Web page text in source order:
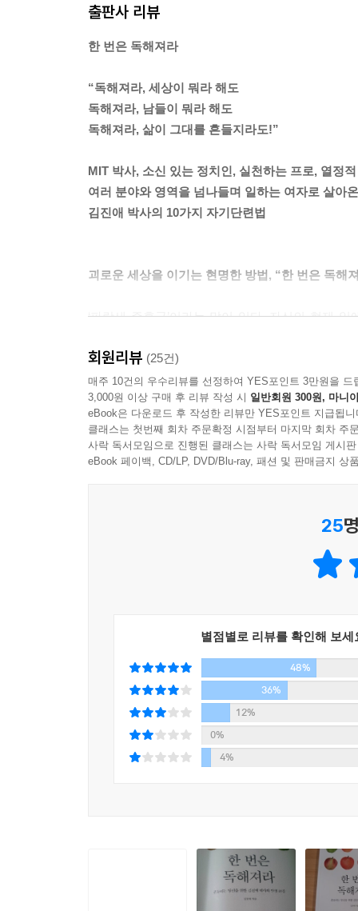
사람이 자란다는 뜻은, 좋은 타이밍을 찾아서 나
들이는 성향의 사람이고, 요리파는 만들어내는 데
것을 좋아하는 편의 사람일 것이다. _ p.126
어야 하는 것이다. 다음의 요령을 잘 생각해보자. _
계획 없이 막연하게 추진하다가는 낭패 보기 십상
살아남기란 축복이다. 우선 절실하게 살아남자.
니 말이다. _ p.163
‘자신에게 질문하는 사람을 만들 것’이라는 단순
심을 유지하려면 특히 세 사람을 가까이 두어라.
출판사 리뷰
한 번은 독해져라
“독해져라, 세상이 뭐라 해도
독해져라, 남들이 뭐라 해도
독해져라, 삶이 그대를 흔들지라도!”
MIT 박사, 소신 있는 정치인, 실천하는 프로, 열정
여러 분야와 영역을 넘나들며 일하는 여자로 살아
김진애 박사의 10가지 자기단련법
괴로운 세상을 이기는 현명한 방법, “한 번은 독해
‘파랑새 증후군’이라는 말이 있다. 자신의 현재
‘파랑새 증후군’을 겪고 있다고 한다. 일을 하는
시달리는 경험은 누구나 흔하게 겪는 일이다. 앞
상태에 빠져들다 보니 ‘직장인 사춘기’라는 말도
있는 예를 통해 이 책에 담고자 하는 이야기를 하나
일상이란 참으로 징그러운 현실이다. 매일매일
바위는 하루하루 더 무거워진다. 경력이 붙을수
흔들린다. 그러나 설령 온갖 불안과 괴로움이
것은 결국 작은 괴로움들과의 무수한 전투이다.
궁극에는 정면으로 응시하고, 깊은 원인을 찾아
“살아간다는 것은 결국 작은 괴로움들과의 무수한
김진애 박사가 전하는 따끔한 충고, 그러나 진실한
사람들은 김진애 박사를 향해 이렇게 묻곤 한다.
박사의 딸도 이렇게 말하곤 한다. “엄마는 멘탈
“남들처럼 나도 콤플렉스가 있다. 스트레스도 자
회원리뷰 (25건)
매주 10건의 우수리뷰를 선정하여 YES포인트 3만원을 드
3,000원 이상 구매 후 리뷰 작성 시 일반회원 300원, 마니
eBook은 다운로드 후 작성한 리뷰만 YES포인트 지급됩니
클래스는 첫번째 회차 주문확정 시점부터 마지막 회차 주
사락 독서모임으로 진행된 클래스는 사락 독서모임 게시
eBook 페이백, CD/LP, DVD/Blu-ray, 패션 및 판매금지 상
25
별점별로 리뷰를 확인해 보세
48%
36%
12%
0%
4%